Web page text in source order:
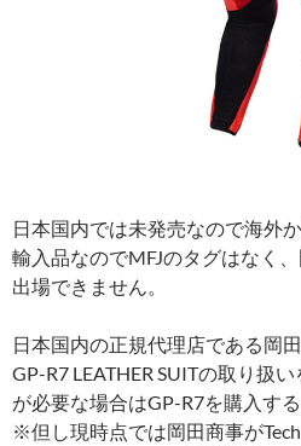
日本国内では未発売なので海外
輸入品なのでMFJのタグはなく
出場できません。
日本国内の正規代理店である岡
GP-R7 LEATHER SUITの取り扱
が必要な場合はGP-R7を購入す
※但し現時点では岡田商事が